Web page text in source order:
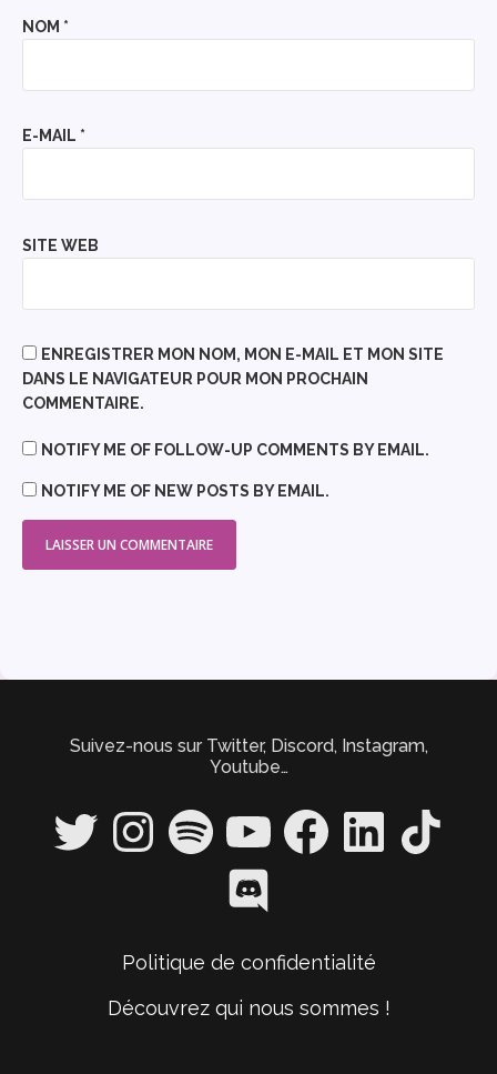
NOM *
E-MAIL *
SITE WEB
ENREGISTRER MON NOM, MON E-MAIL ET MON SITE
DANS LE NAVIGATEUR POUR MON PROCHAIN
COMMENTAIRE.
NOTIFY ME OF FOLLOW-UP COMMENTS BY EMAIL.
NOTIFY ME OF NEW POSTS BY EMAIL.
Suivez-nous sur Twitter, Discord, Instagram,
Youtube…
Twitter InstagramSpotify YouTube FacebookLinkedIn TikTok
Discord
Politique de confidentialité
Découvrez qui nous sommes !